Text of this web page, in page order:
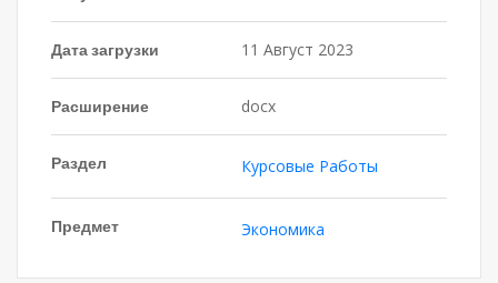
Дата загрузки 11 Август 2023
Расширение docx
Раздел Курсовые Работы
Предмет Экономика